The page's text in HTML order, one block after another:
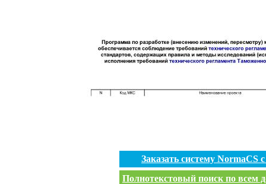
Заказать систему
Полнотекстовый поиск по всем